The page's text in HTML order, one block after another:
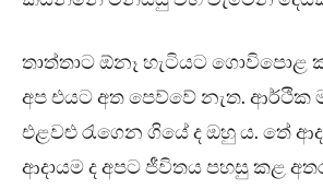
තාත්තාට ඕනෑ හැටියට ගොවිපොළ
අප එයට අත පෙව්වේ නැත. ආර්ථික
එළවළු රැගෙන ගියේ ද ඔහු ය. තේ
ආදායම ද අපට ජීවිතය පහසු කළ